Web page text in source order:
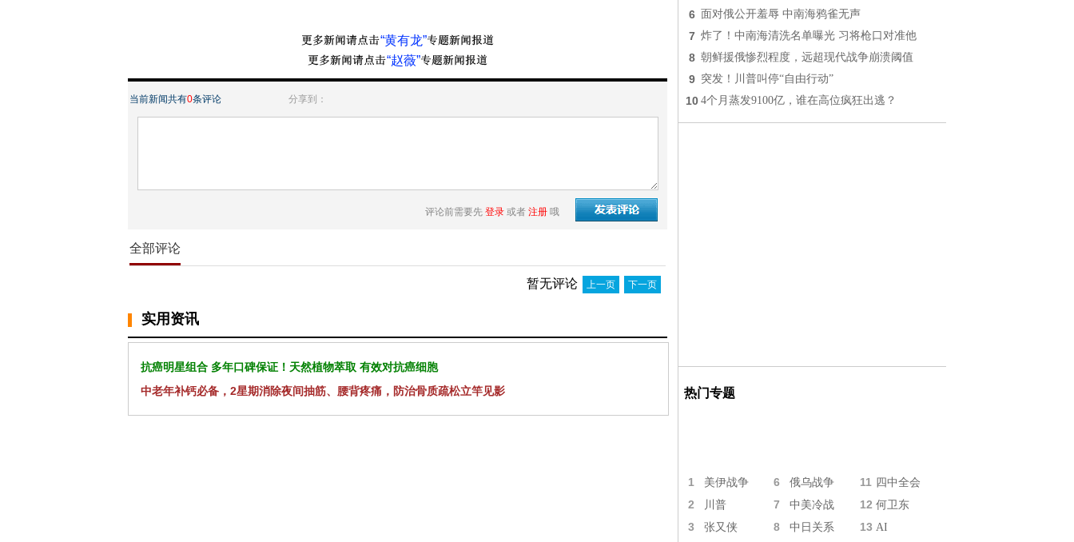
“黄有龙”
“赵薇”
当前新闻共有0条评论 分享到：
评论前需要先 登录 或者 注册 哦
全部评论
暂无评论 上一页 下一页
实用资讯
抗癌明星组合 多年口碑保证！天然植物萃取 有效对抗癌细胞
中老年补钙必备，2星期消除夜间抽筋、腰背疼痛，防治骨质疏松立竿见影
6 面对俄公开羞辱 中南海鸦雀无声
7 炸了！中南海清洗名单曝光 习将枪口对准他
8 朝鲜援俄惨烈程度，远超现代战争崩溃阈值
9 突发！川普叫停“自由行动”
10 4个月蒸发9100亿，谁在高位疯狂出逃？
热门专题
1 美伊战争 6 俄乌战争 11 四中全会
2 川普 7 中美冷战 12 何卫东
3 张又侠 8 中日关系 13 AI